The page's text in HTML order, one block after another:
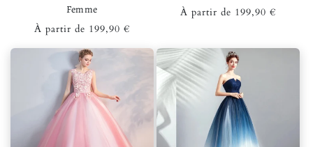
Femme
Prix habituel
À partir de 199,90 €
Prix habituel
À partir de 199,90 €